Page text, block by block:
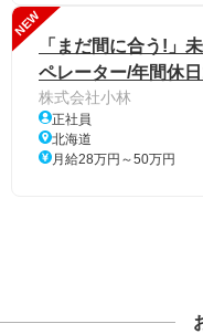
NEW
「まだ間に合う!」
ペレーター/年間休
株式会社小林
正社員
北海道
月給28万円～50万円